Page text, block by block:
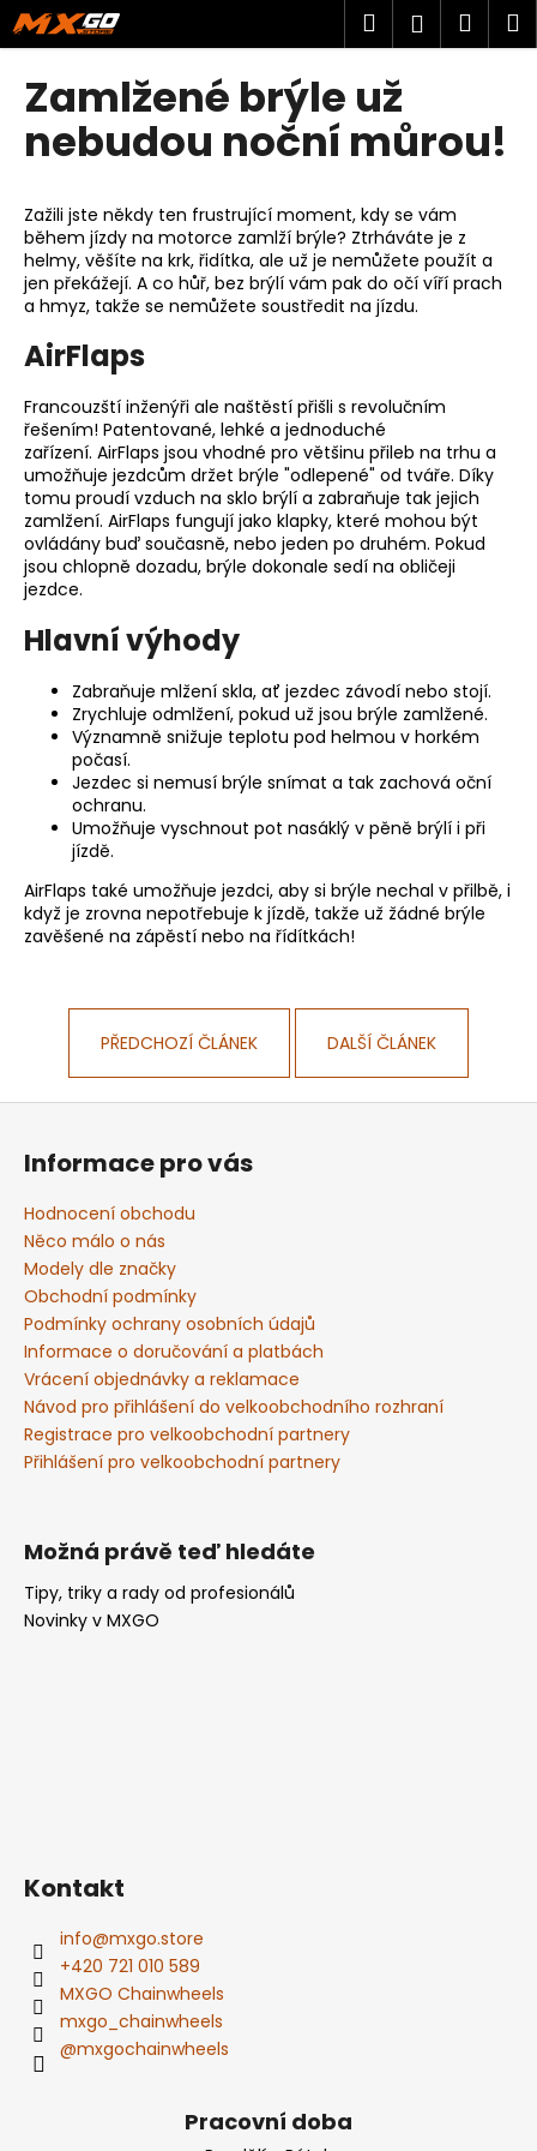
Přejít
na
obsah
Hledat
Zamlžené brýle už
nebudou noční můrou!
Zažili jste někdy ten frustrující moment, kdy se vám
během jízdy na motorce zamlží brýle? Ztrháváte je z
helmy, věšíte na krk, řidítka, ale už je nemůžete použít a
jen překážejí. A co hůř, bez brýlí vám pak do očí víří prach
a hmyz, takže se nemůžete soustředit na jízdu.
AirFlaps
Francouzští inženýři ale naštěstí přišli s revolučním
řešením! Patentované, lehké a jednoduché
zařízení. AirFlaps jsou vhodné pro většinu přileb na trhu a
umožňuje jezdcům držet brýle "odlepené" od tváře. Díky
tomu proudí vzduch na sklo brýlí a zabraňuje tak jejich
zamlžení. AirFlaps fungují jako klapky, které mohou být
ovládány buď současně, nebo jeden po druhém. Pokud
jsou chlopně dozadu, brýle dokonale sedí na obličeji
jezdce.
Hlavní výhody
Zabraňuje mlžení skla, ať jezdec závodí nebo stojí.
Zrychluje odmlžení, pokud už jsou brýle zamlžené.
Významně snižuje teplotu pod helmou v horkém
počasí.
Jezdec si nemusí brýle snímat a tak zachová oční
ochranu.
Umožňuje vyschnout pot nasáklý v pěně brýlí i při
jízdě.
AirFlaps také umožňuje jezdci, aby si brýle nechal v přilbě, i
když je zrovna nepotřebuje k jízdě, takže už žádné brýle
zavěšené na zápěstí nebo na řídítkách!
PŘEDCHOZÍ ČLÁNEK DALŠÍ ČLÁNEK
K
o
C
o
o
t
ř
e
b
j
e
t
e
n
a
j
í
t
D
o
u
e
e
KOLEČKO
FANTIC
XXF
250
(22-
24)
E250
199
Kč
Informace pro vás
Hodnocení obchodu
Něco málo o nás
Modely dle značky
Obchodní podmínky
Podmínky ochrany osobních údajů
Informace o doručování a platbách
Vrácení objednávky a reklamace
Návod pro přihlášení do velkoobchodního rozhraní
Registrace pro velkoobchodní partnery
Přihlášení pro velkoobchodní partnery
Možná právě teď hledáte
Tipy, triky a rady od profesionálů
Novinky v MXGO
Kontakt
info@mxgo.store
+420 721 010 589
MXGO Chainwheels
mxgo_chainwheels
@mxgochainwheels
Pracovní doba